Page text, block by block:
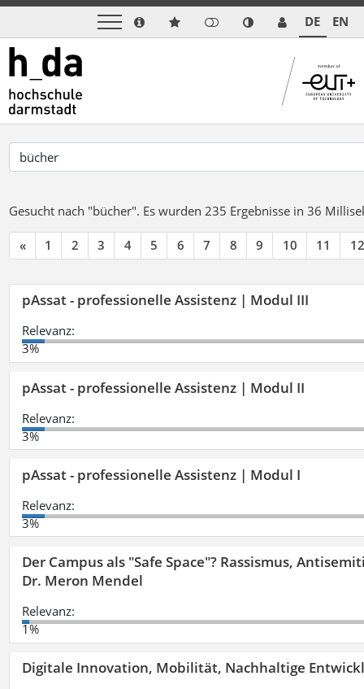
DE EN
Gesucht nach "bücher". Es wurden 235 Ergebnisse in 36
« 1 2 3 4 5 6 7 8 9 10 11 12
pAssat - professionelle Assistenz | Modul III
Relevanz:
3%
pAssat - professionelle Assistenz | Modul II
Relevanz:
3%
pAssat - professionelle Assistenz | Modul I
Relevanz:
3%
Der Campus als "Safe Space"? Rassismus,
Dr. Meron Mendel
Relevanz:
1%
Digitale Innovation, Mobilität, Nachhaltige